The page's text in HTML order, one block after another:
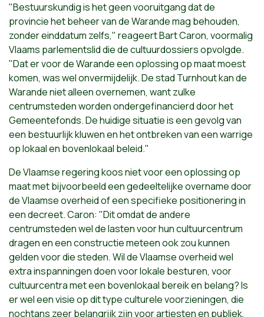
"Bestuurskundig is het geen vooruitgang dat de
provincie het beheer van de Warande mag behouden,
zonder einddatum zelfs," reageert Bart Caron, voormalig
Vlaams parlementslid die de cultuurdossiers opvolgde.
"Dat er voor de Warande een oplossing op maat moest
komen, was wel onvermijdelijk. De stad Turnhout kan de
Warande niet alleen overnemen, want zulke
centrumsteden worden ondergefinancierd door het
Gemeentefonds. De huidige situatie is een gevolg van
een bestuurlijk kluwen en het ontbreken van een warrige
op lokaal en bovenlokaal beleid."
De Vlaamse regering koos niet voor een oplossing op
maat met bijvoorbeeld een gedeeltelijke overname door
de Vlaamse overheid of een specifieke positionering in
een decreet. Caron: "Dit omdat de andere
centrumsteden wel de lasten voor hun cultuurcentrum
dragen en een constructie meteen ook zou kunnen
gelden voor die steden. Wil de Vlaamse overheid wel
extra inspanningen doen voor lokale besturen, voor
cultuurcentra met een bovenlokaal bereik en belang? Is
er wel een visie op dit type culturele voorzieningen, die
nochtans zeer belangrijk zijn voor artiesten en publiek,